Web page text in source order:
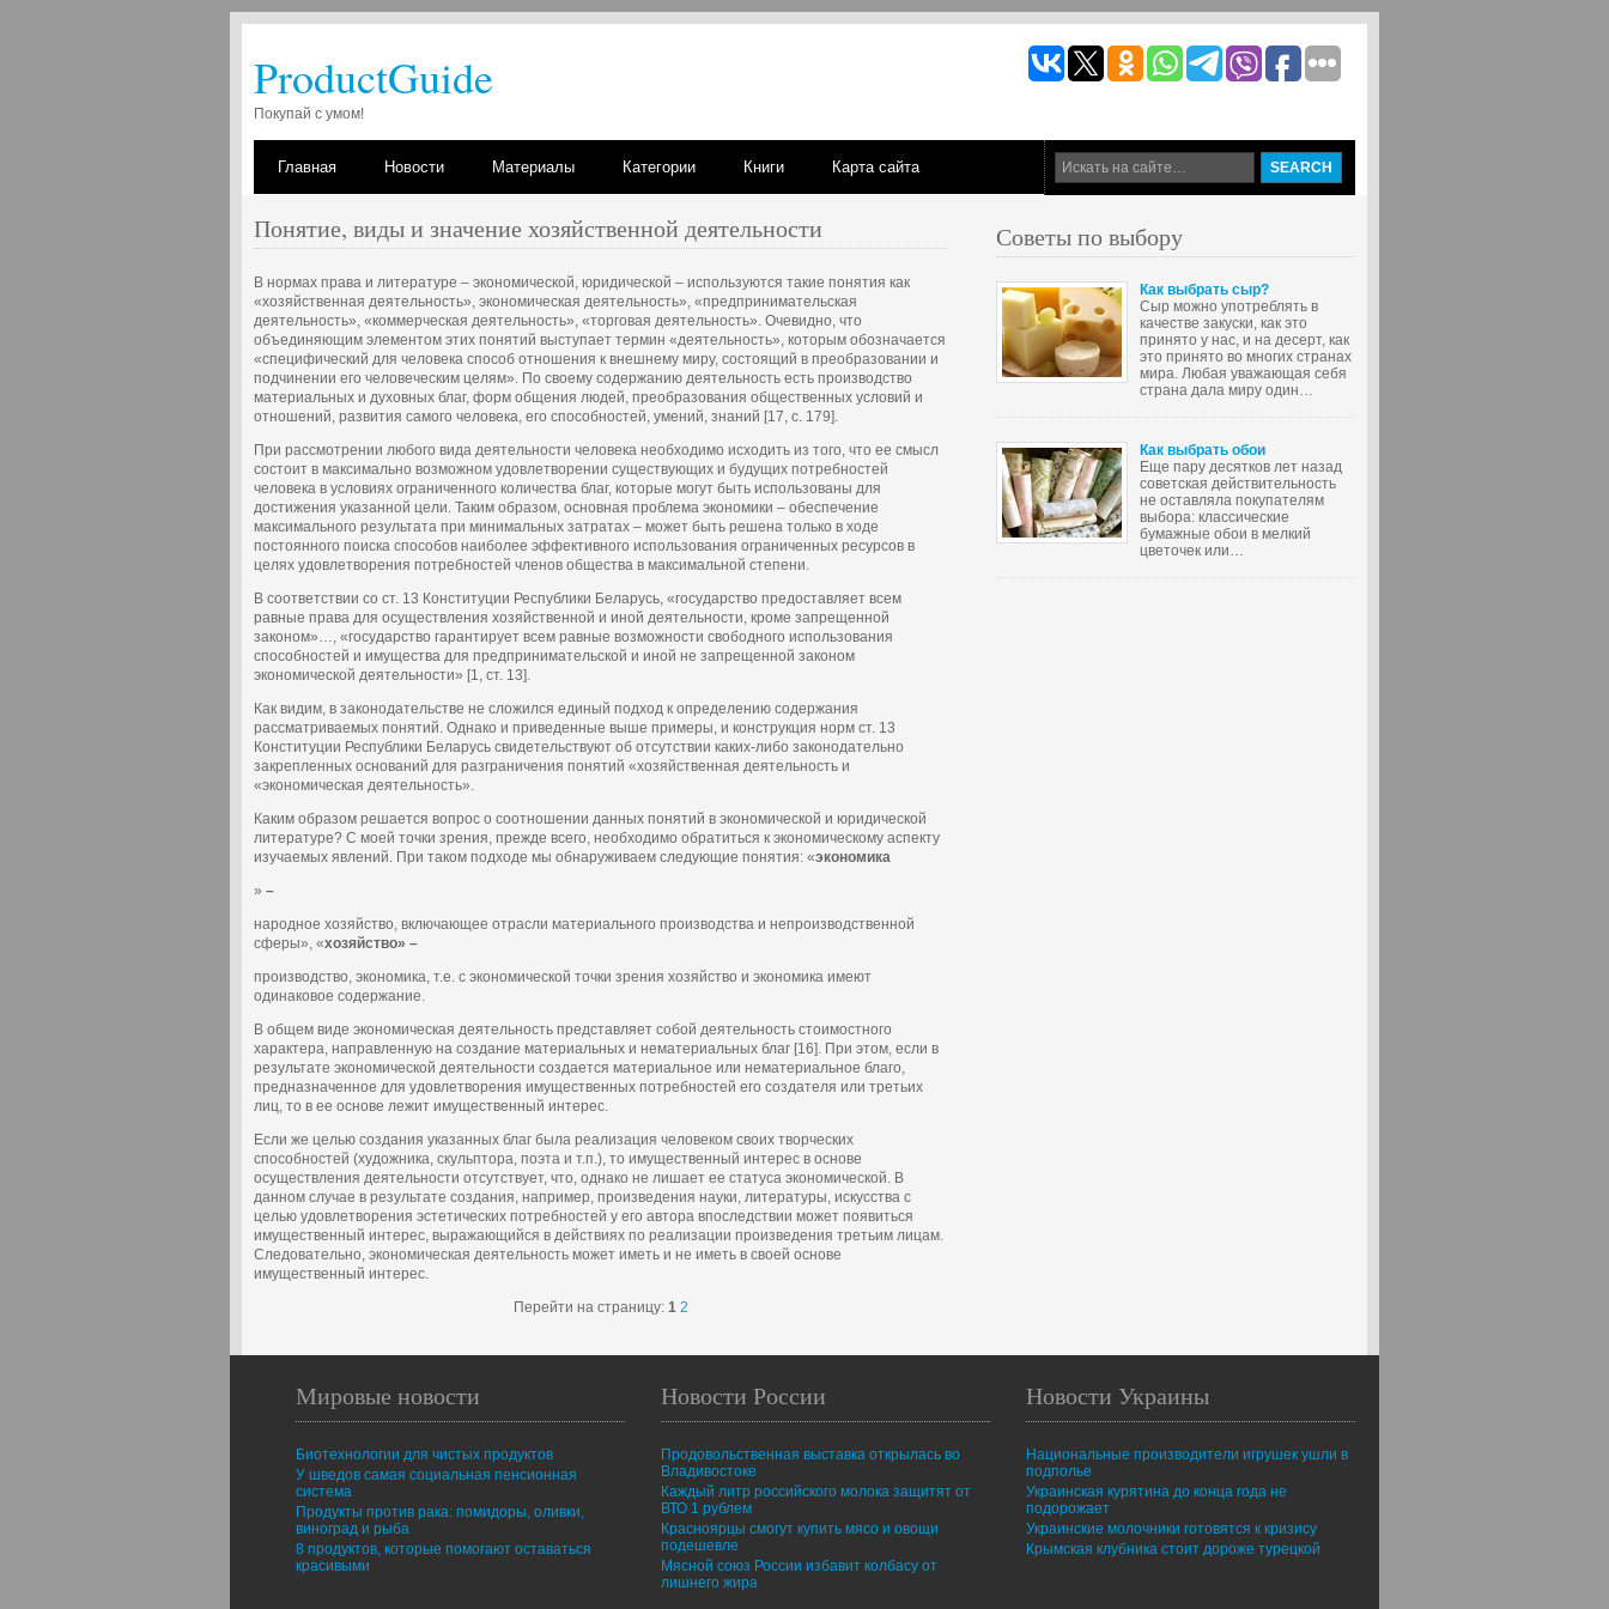
ProductGuide
Покупай с умом!
Главная Новости Материалы Категории Книги Карта сайта
Понятие, виды и значение хозяйственной деятельности
В нормах права и литературе – экономической, юридической – используются такие понятия как
«хозяйственная деятельность», экономическая деятельность», «предпринимательская
деятельность», «коммерческая деятельность», «торговая деятельность». Очевидно, что
объединяющим элементом этих понятий выступает термин «деятельность», которым обозначается
«специфический для человека способ отношения к внешнему миру, состоящий в преобразовании и
подчинении его человеческим целям». По своему содержанию деятельность есть производство
материальных и духовных благ, форм общения людей, преобразования общественных условий и
отношений, развития самого человека, его способностей, умений, знаний [17, с. 179].
При рассмотрении любого вида деятельности человека необходимо исходить из того, что ее смысл
состоит в максимально возможном удовлетворении существующих и будущих потребностей
человека в условиях ограниченного количества благ, которые могут быть использованы для
достижения указанной цели. Таким образом, основная проблема экономики – обеспечение
максимального результата при минимальных затратах – может быть решена только в ходе
постоянного поиска способов наиболее эффективного использования ограниченных ресурсов в
целях удовлетворения потребностей членов общества в максимальной степени.
В соответствии со ст. 13 Конституции Республики Беларусь, «государство предоставляет всем
равные права для осуществления хозяйственной и иной деятельности, кроме запрещенной
законом»…, «государство гарантирует всем равные возможности свободного использования
способностей и имущества для предпринимательской и иной не запрещенной законом
экономической деятельности» [1, ст. 13].
Как видим, в законодательстве не сложился единый подход к определению содержания
рассматриваемых понятий. Однако и приведенные выше примеры, и конструкция норм ст. 13
Конституции Республики Беларусь свидетельствуют об отсутствии каких-либо законодательно
закрепленных оснований для разграничения понятий «хозяйственная деятельность и
«экономическая деятельность».
Каким образом решается вопрос о соотношении данных понятий в экономической и юридической
литературе? С моей точки зрения, прежде всего, необходимо обратиться к экономическому аспекту
изучаемых явлений. При таком подходе мы обнаруживаем следующие понятия: «экономика
» –
народное хозяйство, включающее отрасли материального производства и непроизводственной
сферы», «хозяйство» –
производство, экономика, т.е. с экономической точки зрения хозяйство и экономика имеют
одинаковое содержание.
В общем виде экономическая деятельность представляет собой деятельность стоимостного
характера, направленную на создание материальных и нематериальных благ [16]. При этом, если в
результате экономической деятельности создается материальное или нематериальное благо,
предназначенное для удовлетворения имущественных потребностей его создателя или третьих
лиц, то в ее основе лежит имущественный интерес.
Если же целью создания указанных благ была реализация человеком своих творческих
способностей (художника, скульптора, поэта и т.п.), то имущественный интерес в основе
осуществления деятельности отсутствует, что, однако не лишает ее статуса экономической. В
данном случае в результате создания, например, произведения науки, литературы, искусства с
целью удовлетворения эстетических потребностей у его автора впоследствии может появиться
имущественный интерес, выражающийся в действиях по реализации произведения третьим лицам.
Следовательно, экономическая деятельность может иметь и не иметь в своей основе
имущественный интерес.
Перейти на страницу: 1 2
Советы по выбору
Как выбрать сыр?
Сыр можно употреблять в
качестве закуски, как это
принято у нас, и на десерт, как
это принято во многих странах
мира. Любая уважающая себя
страна дала миру один…
Как выбрать обои
Еще пару десятков лет назад
советская действительность
не оставляла покупателям
выбора: классические
бумажные обои в мелкий
цветочек или…
Новости Украины
Национальные производители игрушек ушли в
подполье
Украинская курятина до конца года не
подорожает
Украинские молочники готовятся к кризису
Крымская клубника стоит дороже турецкой
Новости России
Продовольственная выставка открылась во
Владивостоке
Каждый литр российского молока защитят от
ВТО 1 рублем
Красноярцы смогут купить мясо и овощи
подешевле
Мясной союз России избавит колбасу от
лишнего жира
Мировые новости
Биотехнологии для чистых продуктов
У шведов самая социальная пенсионная
система
Продукты против рака: помидоры, оливки,
виноград и рыба
8 продуктов, которые помогают оставаться
красивыми